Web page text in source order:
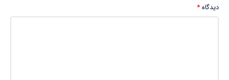
دیدگاه*